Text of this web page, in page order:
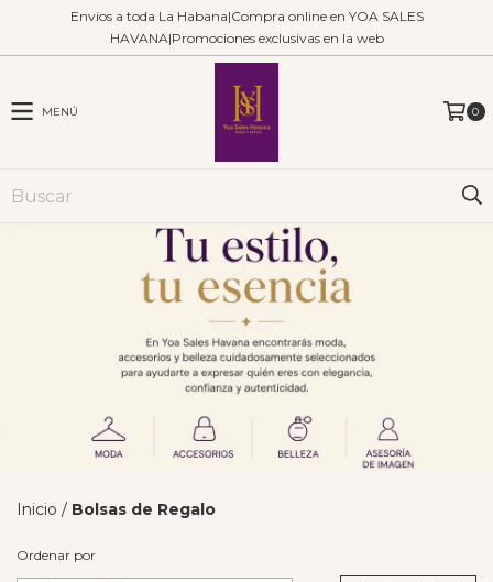
Envios a toda La Habana|Compra online en YOA SALES
HAVANA|Promociones exclusivas en la web
MENÚ 0
Inicio / Bolsas de Regalo
Ordenar por